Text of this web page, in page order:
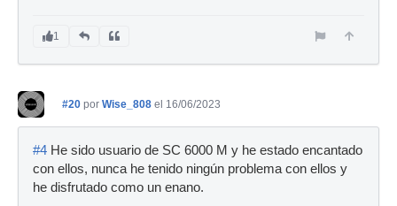
1
#20 por Wise_808 el 16/06/2023
#4 He sido usuario de SC 6000 M y he estado encantado
con ellos, nunca he tenido ningún problema con ellos y
he disfrutado como un enano.